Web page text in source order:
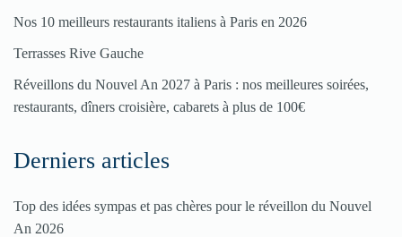
Cliquez
Nos 10 meilleurs restaurants italiens à Paris en 2026
Terrasses Rive Gauche
Réveillons du Nouvel An 2027 à Paris : nos meilleures soirées,
restaurants, dîners croisière, cabarets à plus de 100€
Derniers articles
Top des idées sympas et pas chères pour le réveillon du Nouvel
An 2026